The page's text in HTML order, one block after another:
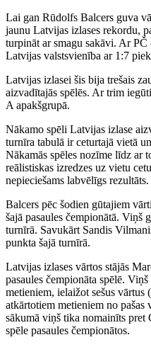
Lai gan Rūdolfs Balcers guva
jaunu Latvijas izlases rekordu,
turpināt ar smagu sakāvi. Ar
Latvijas valstsvienība ar 1:7
Latvijas izlasei šis bija trešais
aizvadītajās spēlēs. Ar trim
A apakšgrupā.
Nākamo spēli Latvijas izlase
turnīra tabulā ir ceturtajā vietā
Nākamās spēles nozīme līdz ar
reālistiskas izredzes uz vietu
nepieciešams labvēlīgs rezultāts.
Balcers pēc šodien gūtajiem
šajā pasaules čempionātā. Viņš
turnīrā. Savukārt Sandis
punkta šajā turnīrā.
Latvijas izlases vārtos stājās
pasaules čempionāta spēlē.
metieniem, ielaižot sešus vārtus
atkārtotiem metieniem no pašas
sākumā viņš tika nomainīts
spēle pasaules čempionātos.